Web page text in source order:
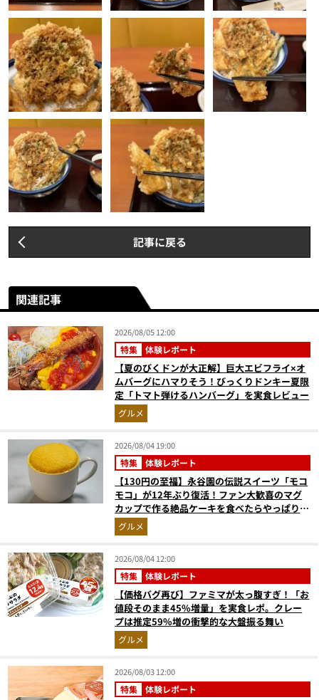
記事に戻る
関連記事
2026/08/05 12:00
特集 体験レポート
【夏のびくドンが大正解】巨大エビフライ×オ
ムバーグにハマりそう！びっくりドンキー夏限
定「トマト弾けるハンバーグ」を実食レビュー
グルメ
2026/08/04 19:00
特集 体験レポート
【130円の至福】永谷園の伝説スイーツ「モコ
モコ」が12年ぶり復活！ファン大歓喜のマグ
カップで作る絶品ケーキを食べたらやっぱり最
高にウマかった
グルメ
2026/08/04 12:00
特集 体験レポート
【価格バグ再び】ファミマが太っ腹すぎ！「お
値段そのまま45%増量」を実食レポ。クレー
プは推定59%増の衝撃的な大盤振る舞い
グルメ
2026/08/03 12:00
特集 体験レポート